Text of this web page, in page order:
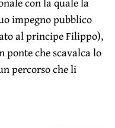
impegno pubblico
al principe Filippo),
che scavalca lo
percorso che li